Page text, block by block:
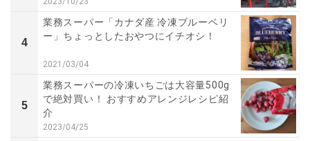
4
業務スーパー「カナダ産 冷凍ブルーベリ
ー」ちょっとしたおやつにイチオシ！
2021/03/04
5
業務スーパーの冷凍いちごは大容量500g
で絶対買い！ おすすめアレンジレシピ紹
介
2023/04/25